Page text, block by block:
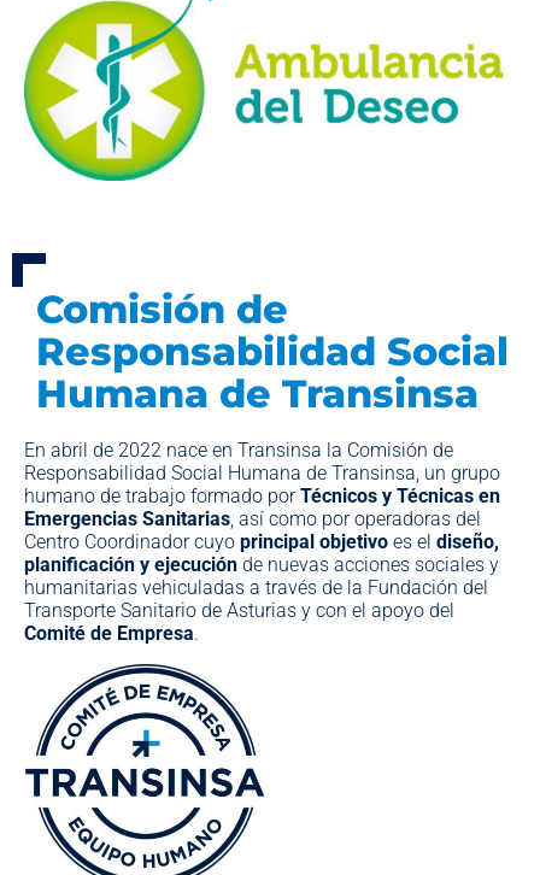
Comisión de
Responsabilidad Social
Humana de Transinsa
En abril de 2022 nace en Transinsa la Comisión de
Responsabilidad Social Humana de Transinsa, un grupo
humano de trabajo formado porTécnicos y Técnicas en
Emergencias Sanitarias, así como por operadoras del
Centro Coordinador cuyo principal objetivo es el diseño,
planificación y ejecución de nuevas acciones sociales y
humanitarias vehiculadas a través de la Fundación del
Transporte Sanitario de Asturias y con el apoyo del
Comité de Empresa.